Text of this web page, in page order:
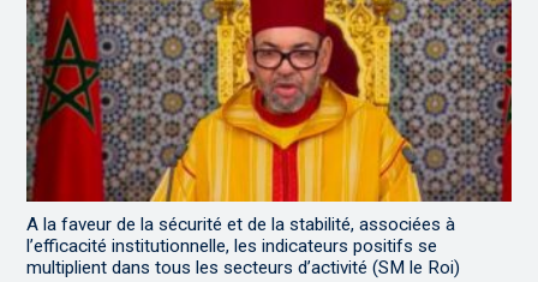
A la faveur de la sécurité et de la stabilité, associées à
l’efficacité institutionnelle, les indicateurs positifs se
multiplient dans tous les secteurs d’activité (SM le Roi)